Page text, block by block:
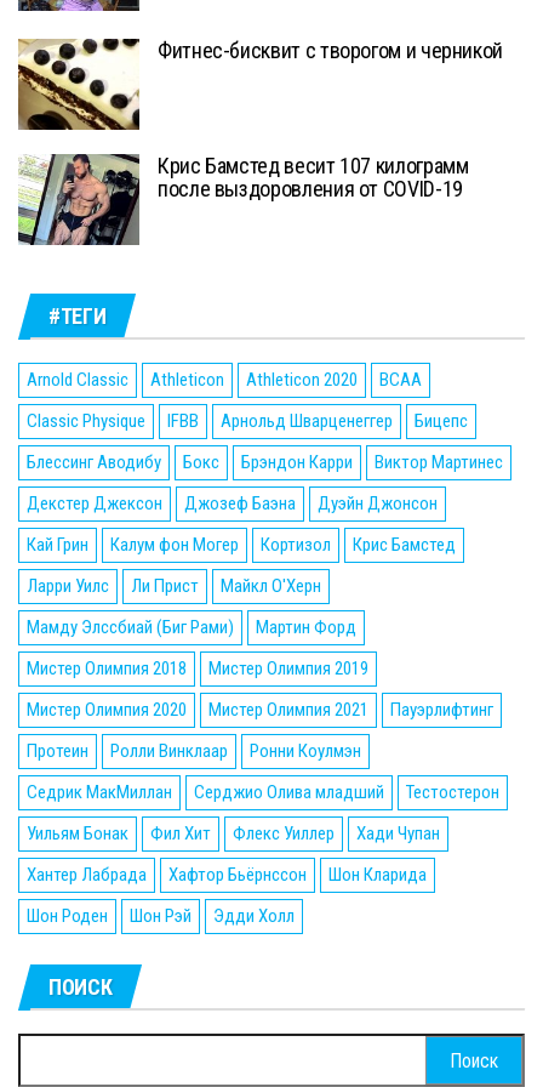
Фитнес-бисквит с творогом и черникой
Крис Бамстед весит 107 килограмм
после выздоровления от COVID-19
#ТЕГИ
Arnold Classic Athleticon Athleticon 2020
BCAA
Classic Physique
IFBB Арнольд Шварценеггер
Бицепс
Блессинг Аводибу
Бокс Брэндон Карри
Виктор Мартинес
Декстер Джексон
Джозеф Баэна
Дуэйн Джонсон
Кай Грин
Калум фон Могер Кортизол
Крис Бамстед
Ларри Уилс
Ли Прист
Майкл О'Херн
Мамду Элссбиай (Биг Рами)
Мартин Форд
Мистер Олимпия 2018
Мистер Олимпия 2019
Мистер Олимпия 2020
Мистер Олимпия 2021
Пауэрлифтинг
Протеин
Ролли Винклаар
Ронни Коулмэн
Седрик МакМиллан
Серджио Олива младший
Тестостерон
Уильям Бонак
Фил Хит Флекс Уиллер
Хади Чупан
Хантер Лабрада
Хафтор Бьёрнссон
Шон Кларида
Шон Роден
Шон Рэй Эдди Холл
ПОИСК